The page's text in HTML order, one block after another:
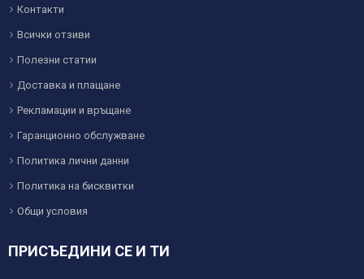
Контакти
Всички отзиви
Полезни статии
Доставка и плащане
Рекламации и връщане
Гаранционно обслужване
Политика лични данни
Политика на бисквитки
Общи условия
ПРИСЪЕДИНИ СЕ И ТИ